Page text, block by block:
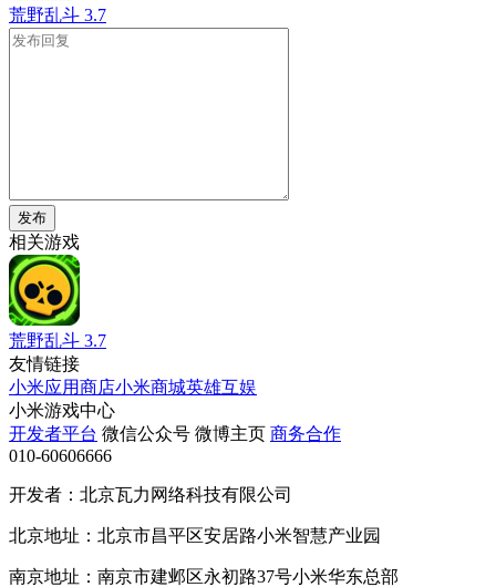
荒野乱斗 3.7
发布
相关游戏
荒野乱斗 3.7
友情链接
小米应用商店小米商城英雄互娱
小米游戏中心
开发者平台 微信公众号 微博主页 商务合作
010-60606666
开发者：北京瓦力网络科技有限公司
北京地址：北京市昌平区安居路小米智慧产业园
南京地址：南京市建邺区永初路37号小米华东总部